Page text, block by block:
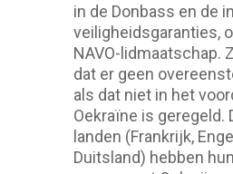
in de Donbass en de
veiligheidsgaranties,
NAVO-lidmaatschap.
dat er geen
als dat niet in het
Oekraïne is geregeld.
landen (Frankrijk,
Duitsland) hebben